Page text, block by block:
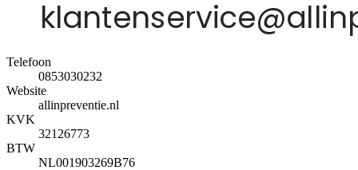
Telefoon
0853030232
Website
allinpreventie.nl
KVK
32126773
BTW
NL001903269B76